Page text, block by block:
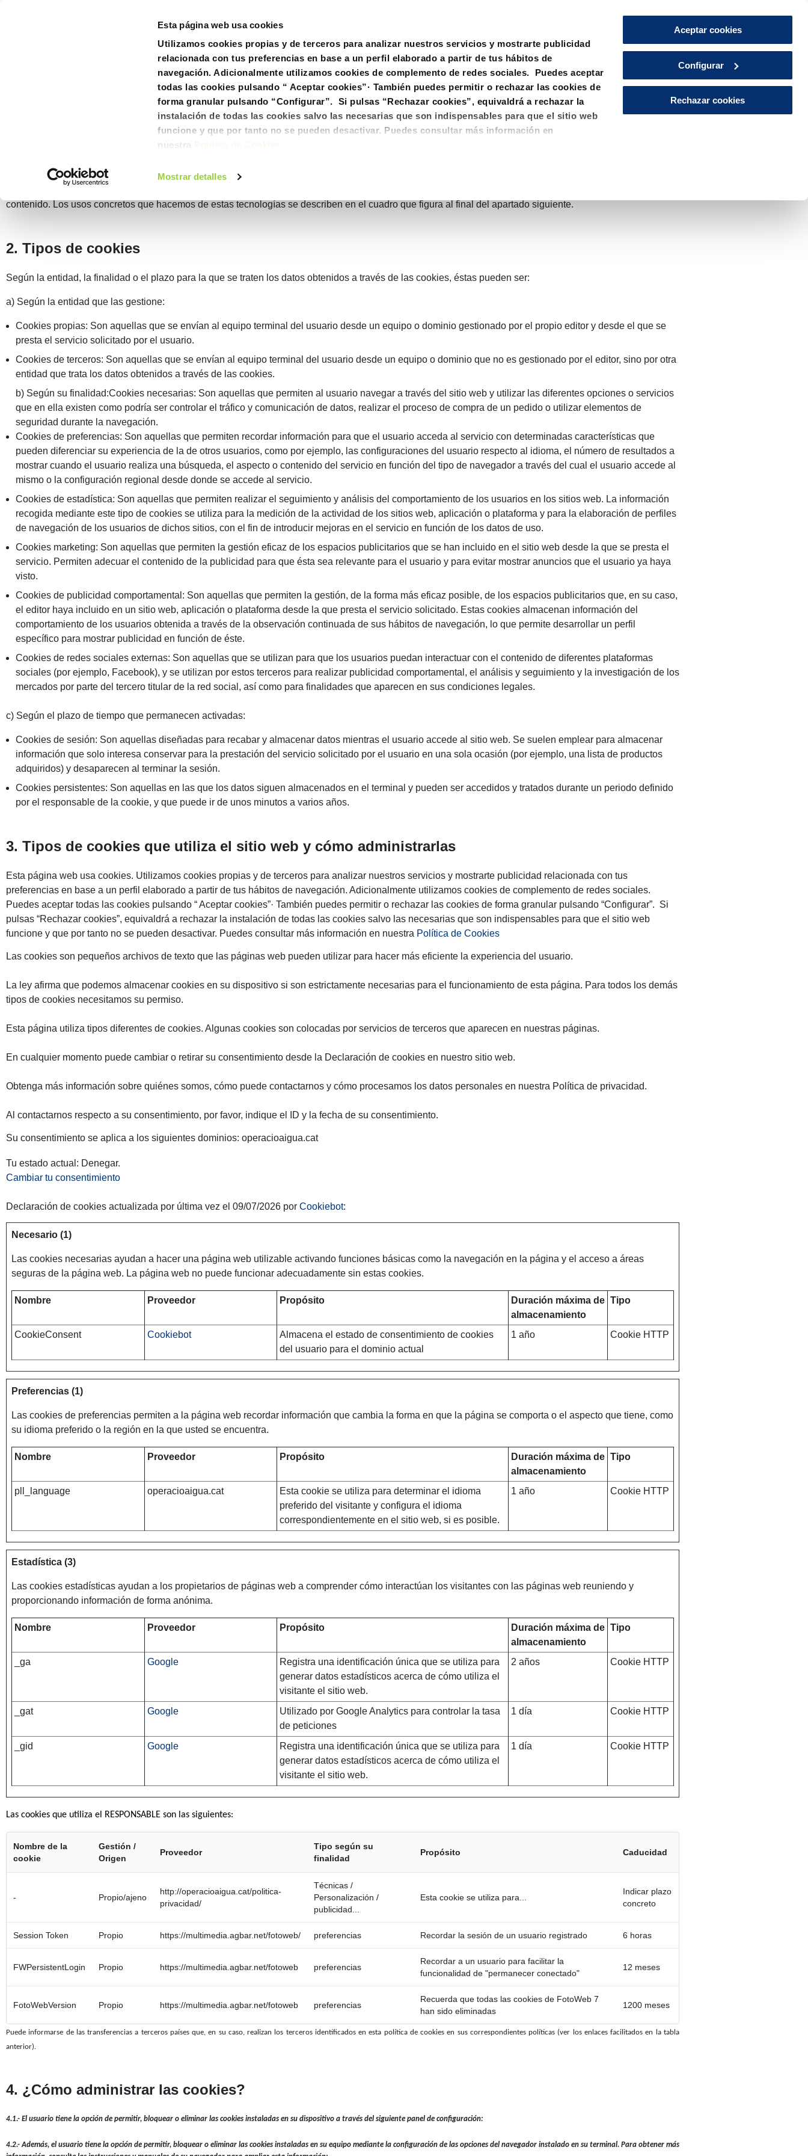
Esta página web usa cookies
Utilizamos cookies propias y de terceros para analizar nuestros servicios y mostrarte publicidad
relacionada con tus preferencias en base a un perfil elaborado a partir de tus hábitos de
navegación. Adicionalmente utilizamos cookies de complemento de redes sociales. Puedes aceptar
todas las cookies pulsando “ Aceptar cookies”· También puedes permitir o rechazar las cookies de
forma granular pulsando “Configurar”. Si pulsas “Rechazar cookies”, equivaldrá a rechazar la
instalación de todas las cookies salvo las necesarias que son indispensables para que el sitio web
funcione y que por tanto no se pueden desactivar. Puedes consultar más información en
nuestra
Mostrar detalles
Aceptar cookies
Configurar
Rechazar cookies
Català
Política de cookies
1. ¿Qué son las cookies?
Las cookies son pequeños paquetes de datos que se descargan al acceder a la web. En general, estas tecnologías pueden servir para finalidades muy
contenido. Los usos concretos que hacemos de estas tecnologías se describen en el cuadro que figura al final del apartado siguiente.
2. Tipos de cookies
Según la entidad, la finalidad o el plazo para la que se traten los datos obtenidos a través de las cookies, éstas pueden ser:
a) Según la entidad que las gestione:
Cookies propias: Son aquellas que se envían al equipo terminal del usuario desde un equipo o dominio gestionado por el propio editor y desde el que se
presta el servicio solicitado por el usuario.
Cookies de terceros: Son aquellas que se envían al equipo terminal del usuario desde un equipo o dominio que no es gestionado por el editor, sino por otra
entidad que trata los datos obtenidos a través de las cookies.
b) Según su finalidad:Cookies necesarias: Son aquellas que permiten al usuario navegar a través del sitio web y utilizar las diferentes opciones o servicios
que en ella existen como podría ser controlar el tráfico y comunicación de datos, realizar el proceso de compra de un pedido o utilizar elementos de
seguridad durante la navegación.
Cookies de preferencias: Son aquellas que permiten recordar información para que el usuario acceda al servicio con determinadas características que
pueden diferenciar su experiencia de la de otros usuarios, como por ejemplo, las configuraciones del usuario respecto al idioma, el número de resultados a
mostrar cuando el usuario realiza una búsqueda, el aspecto o contenido del servicio en función del tipo de navegador a través del cual el usuario accede al
mismo o la configuración regional desde donde se accede al servicio.
Cookies de estadística: Son aquellas que permiten realizar el seguimiento y análisis del comportamiento de los usuarios en los sitios web. La información
recogida mediante este tipo de cookies se utiliza para la medición de la actividad de los sitios web, aplicación o plataforma y para la elaboración de perfiles
de navegación de los usuarios de dichos sitios, con el fin de introducir mejoras en el servicio en función de los datos de uso.
Cookies marketing: Son aquellas que permiten la gestión eficaz de los espacios publicitarios que se han incluido en el sitio web desde la que se presta el
servicio. Permiten adecuar el contenido de la publicidad para que ésta sea relevante para el usuario y para evitar mostrar anuncios que el usuario ya haya
visto.
Cookies de publicidad comportamental: Son aquellas que permiten la gestión, de la forma más eficaz posible, de los espacios publicitarios que, en su caso,
el editor haya incluido en un sitio web, aplicación o plataforma desde la que presta el servicio solicitado. Estas cookies almacenan información del
comportamiento de los usuarios obtenida a través de la observación continuada de sus hábitos de navegación, lo que permite desarrollar un perfil
específico para mostrar publicidad en función de éste.
Cookies de redes sociales externas: Son aquellas que se utilizan para que los usuarios puedan interactuar con el contenido de diferentes plataformas
sociales (por ejemplo, Facebook), y se utilizan por estos terceros para realizar publicidad comportamental, el análisis y seguimiento y la investigación de los
mercados por parte del tercero titular de la red social, así como para finalidades que aparecen en sus condiciones legales.
c) Según el plazo de tiempo que permanecen activadas:
Cookies de sesión: Son aquellas diseñadas para recabar y almacenar datos mientras el usuario accede al sitio web. Se suelen emplear para almacenar
información que solo interesa conservar para la prestación del servicio solicitado por el usuario en una sola ocasión (por ejemplo, una lista de productos
adquiridos) y desaparecen al terminar la sesión.
Cookies persistentes: Son aquellas en las que los datos siguen almacenados en el terminal y pueden ser accedidos y tratados durante un periodo definido
por el responsable de la cookie, y que puede ir de unos minutos a varios años.
3. Tipos de cookies que utiliza el sitio web y cómo administrarlas
Esta página web usa cookies. Utilizamos cookies propias y de terceros para analizar nuestros servicios y mostrarte publicidad relacionada con tus
preferencias en base a un perfil elaborado a partir de tus hábitos de navegación. Adicionalmente utilizamos cookies de complemento de redes sociales.
Puedes aceptar todas las cookies pulsando “ Aceptar cookies”· También puedes permitir o rechazar las cookies de forma granular pulsando “Configurar”. Si
pulsas “Rechazar cookies”, equivaldrá a rechazar la instalación de todas las cookies salvo las necesarias que son indispensables para que el sitio web
funcione y que por tanto no se pueden desactivar. Puedes consultar más información en nuestra Política de Cookies
Las cookies son pequeños archivos de texto que las páginas web pueden utilizar para hacer más eficiente la experiencia del usuario.
La ley afirma que podemos almacenar cookies en su dispositivo si son estrictamente necesarias para el funcionamiento de esta página. Para todos los demás
tipos de cookies necesitamos su permiso.
Esta página utiliza tipos diferentes de cookies. Algunas cookies son colocadas por servicios de terceros que aparecen en nuestras páginas.
En cualquier momento puede cambiar o retirar su consentimiento desde la Declaración de cookies en nuestro sitio web.
Obtenga más información sobre quiénes somos, cómo puede contactarnos y cómo procesamos los datos personales en nuestra Política de privacidad.
Al contactarnos respecto a su consentimiento, por favor, indique el ID y la fecha de su consentimiento.
Su consentimiento se aplica a los siguientes dominios: operacioaigua.cat
Tu estado actual: Denegar.
Cambiar tu consentimiento
Declaración de cookies actualizada por última vez el 09/07/2026 por Cookiebot:
Necesario (1)
Las cookies necesarias ayudan a hacer una página web utilizable activando funciones básicas como la navegación en la página y el acceso a áreas
seguras de la página web. La página web no puede funcionar adecuadamente sin estas cookies.
Nombre Proveedor Propósito
Duración máxima de
almacenamiento
Tipo
CookieConsent Cookiebot
Almacena el estado de consentimiento de cookies
del usuario para el dominio actual
1 año Cookie HTTP
Preferencias (1)
Las cookies de preferencias permiten a la página web recordar información que cambia la forma en que la página se comporta o el aspecto que tiene, como
su idioma preferido o la región en la que usted se encuentra.
Nombre Proveedor Propósito
Duración máxima de
almacenamiento
Tipo
pll_language operacioaigua.cat
Esta cookie se utiliza para determinar el idioma
preferido del visitante y configura el idioma
correspondientemente en el sitio web, si es posible.
1 año Cookie HTTP
Estadística (3)
Las cookies estadísticas ayudan a los propietarios de páginas web a comprender cómo interactúan los visitantes con las páginas web reuniendo y
proporcionando información de forma anónima.
Nombre Proveedor Propósito
Duración máxima de
almacenamiento
Tipo
_ga Google
Registra una identificación única que se utiliza para
generar datos estadísticos acerca de cómo utiliza el
visitante el sitio web.
2 años Cookie HTTP
_gat Google
Utilizado por Google Analytics para controlar la tasa
de peticiones
1 día Cookie HTTP
_gid Google
Registra una identificación única que se utiliza para
generar datos estadísticos acerca de cómo utiliza el
visitante el sitio web.
1 día Cookie HTTP
Las cookies que utiliza el RESPONSABLE son las siguientes:
Nombre de la
cookie
Gestión /
Origen
Proveedor
Tipo según su
finalidad
Propósito Caducidad
- Propio/ajeno
http://operacioaigua.cat/politica-
privacidad/
Técnicas /
Personalización /
publicidad...
Esta cookie se utiliza para...
Indicar plazo
concreto
Session Token Propio https://multimedia.agbar.net/fotoweb/ preferencias Recordar la sesión de un usuario registrado 6 horas
FWPersistentLogin Propio https://multimedia.agbar.net/fotoweb preferencias
Recordar a un usuario para facilitar la
funcionalidad de "permanecer conectado"
12 meses
FotoWebVersion Propio https://multimedia.agbar.net/fotoweb preferencias
Recuerda que todas las cookies de FotoWeb 7
han sido eliminadas
1200 meses
Puede informarse de las transferencias a terceros países que, en su caso, realizan los terceros identificados en esta política de cookies en sus correspondientes políticas (ver los enlaces facilitados en la tabla
anterior).
4. ¿Cómo administrar las cookies?
4.1.- El usuario tiene la opción de permitir, bloquear o eliminar las cookies instaladas en su dispositivo a través del siguiente panel de configuración:
4.2.-Además, el usuario tiene la opción de permitir, bloquear o eliminar las cookies instaladas en su equipo mediante la configuración de las opciones del navegador instalado en su terminal. Para obtener más